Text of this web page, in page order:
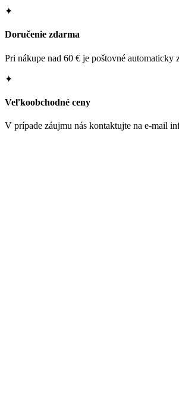
✦
Doručenie zdarma
Pri nákupe nad 60 € je poštovné automaticky
✦
Veľkoobchodné ceny
V prípade záujmu nás kontaktujte na e-mail